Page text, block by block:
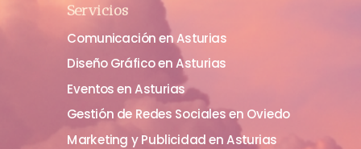
Servicios
Comunicación en Asturias
Diseño Gráfico en Asturias
Eventos en Asturias
Gestión de Redes Sociales en Oviedo
Marketing y Publicidad en Asturias